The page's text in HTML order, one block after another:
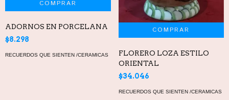
ADORNOS EN PORCELANA
$8.298
RECUERDOS QUE SIENTEN /CERAMICAS
FLORERO LOZA ESTILO
ORIENTAL
$34.046
RECUERDOS QUE SIENTEN /CERAMICAS